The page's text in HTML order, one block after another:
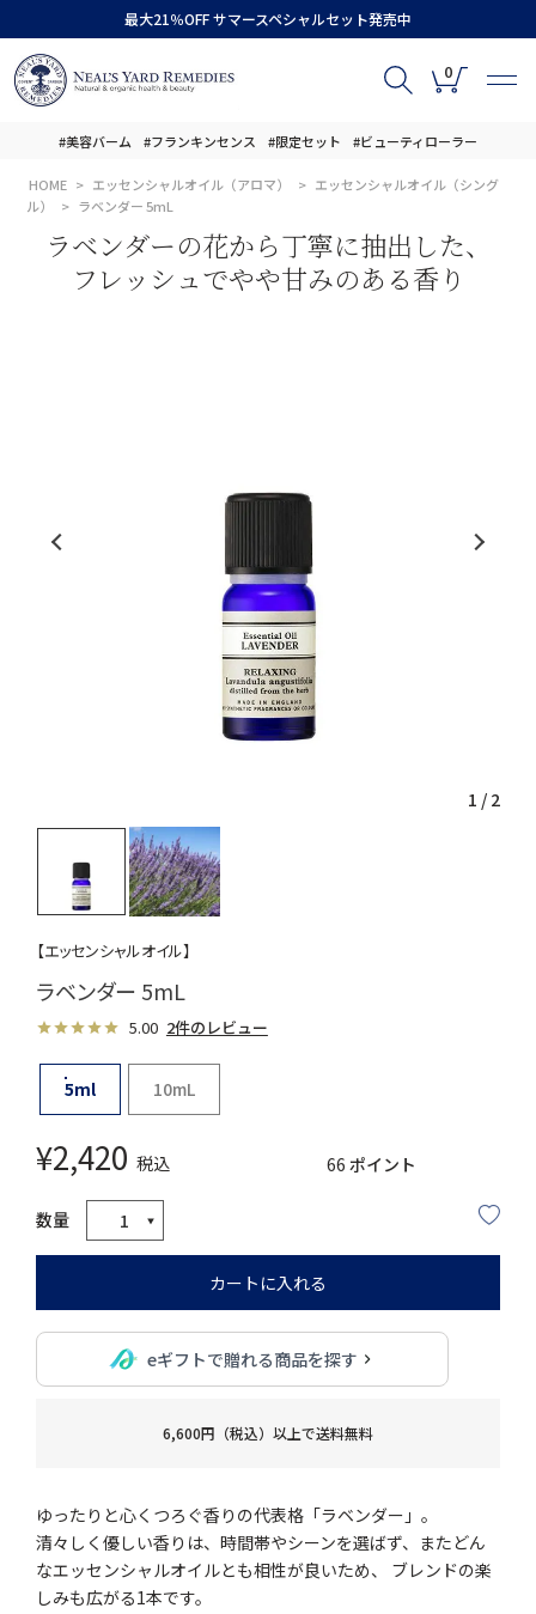
最大21％OFF サマースペシャルセット発売中
0
#美容バーム #フランキンセンス #限定セット #ビューティローラー
HOME エッセンシャルオイル（アロマ）
エッセンシャルオイル（シング
ル）
ラベンダー 5mL
ラベンダーの花から丁寧に抽出した、
フレッシュでやや甘みのある香り
1 / 2
【エッセンシャルオイル】
ラベンダー 5mL
5.00 2件のレビュー
5ml 10mL
¥2,420 税込 66 ポイント
カートに入れる
eギフトで贈れる商品を探す
6,600円（税込）以上で送料無料
ゆったりと心くつろぐ香りの代表格「ラベンダー」。
清々しく優しい香りは、時間帯やシーンを選ばず、またどん
なエッセンシャルオイルとも相性が良いため、 ブレンドの楽
しみも広がる1本です。